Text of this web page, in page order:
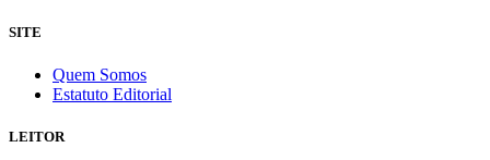
SITE
Quem Somos
Estatuto Editorial
LEITOR